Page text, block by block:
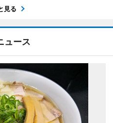
見る
ュース